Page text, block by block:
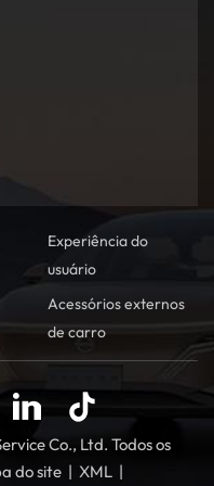
Experiência do
usuário
Acessórios externos
de carro
Co., Ltd. Todos os
do site | XML |